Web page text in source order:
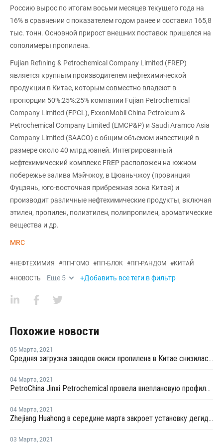
Россию вырос по итогам восьми месяцев текущего года на
16% в сравнении с показателем годом ранее и составил 165,8
тыс. тонн. Основной прирост внешних поставок пришелся на
сополимеры пропилена.
Fujian Refining & Petrochemical Company Limited (FREP)
является крупным производителем нефтехимической
продукции в Китае, которым совместно владеют в
пропорции 50%:25%:25% компании Fujian Petrochemical
Company Limited (FPCL), ExxonMobil China Petroleum &
Petrochemical Company Limited (EMCP&P) и Saudi Aramco Asia
Company Limited (SAACO) с общим объемом инвестиций в
размере около 40 млрд юаней. Интегрированный
нефтехимический комплекс FREP расположен на южном
побережье залива Мэйчжоу, в Цюаньчжоу (провинция
Фуцзянь, юго-восточная прибрежная зона Китая) и
производит различные нефтехимические продукты, включая
этилен, пропилен, полиэтилен, полипропилен, ароматические
вещества и др.
MRC
#НЕФТЕХИМИЯ #ПП-ГОМО #ПП-БЛОК #ПП-РАНДОМ #КИТАЙ
#НОВОСТЬ Еще 5 +Добавить все теги в фильтр
Похожие новости
05 Марта, 2021
Средняя загрузка заводов окиси пропилена в Китае снизилась в конце февраля на 2,3%
04 Марта, 2021
PetroChina Jinxi Petrochemical провела внеплановую профилактику на заводе ПП в Ляонине
04 Марта, 2021
Zhejiang Huahong в середине марта закроет установку дегидрирования пропана в Китае на плановый ремонт
03 Марта, 2021